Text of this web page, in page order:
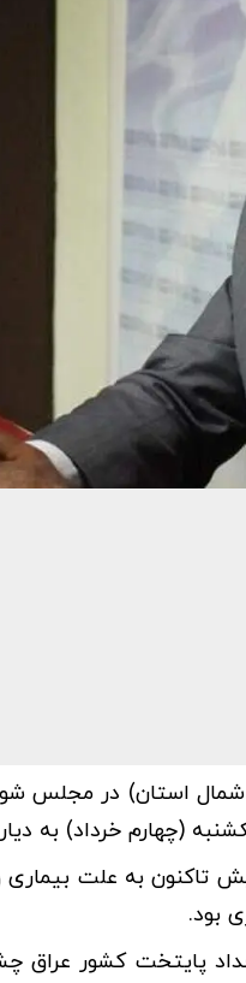
شمال استان) در مجلس
(چهارم خرداد) به
تاکنون به علت
بود.
از خانواده ای ایلامی تبار سال